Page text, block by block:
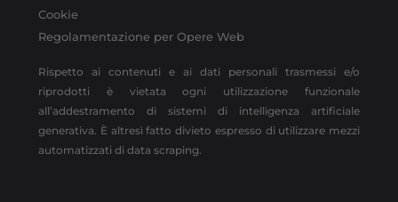
Cookie
Regolamentazione per Opere Web
Rispetto ai contenuti e ai dati personali trasmessi e/o
riprodotti è vietata ogni utilizzazione funzionale
all’addestramento di sistemi di intelligenza artificiale
generativa. È altresì fatto divieto espresso di utilizzare mezzi
automatizzati di data scraping.